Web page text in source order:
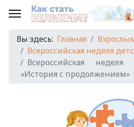
Вы здесь: Главная
Всероссийская неделя
Всероссийская
«История с продолжением»